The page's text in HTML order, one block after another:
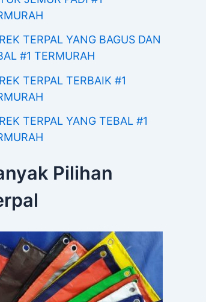
TERPAL YANG BAGUS DAN
#1 TERMURAH
TERPAL TERBAIK #1
TERPAL YANG TEBAL #1
Pilihan